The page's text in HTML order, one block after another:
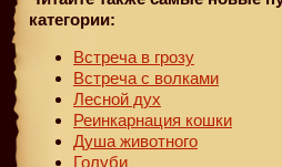
категории:
Встреча в грозу
Встреча с волками
Лесной дух
Реинкарнация кошки
Душа животного
Голуби